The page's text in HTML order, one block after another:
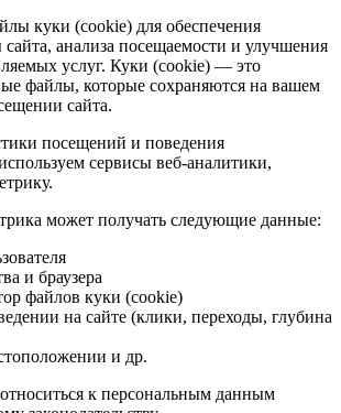
куки (cookie) для обеспечения
сайта, анализа посещаемости и улучшения
услуг. Куки (cookie) — это
файлы, которые сохраняются на вашем
сайта.
посещений и поведения
сервисы веб-аналитики,
может получать следующие данные:
и браузера
файлов куки (cookie)
на сайте (клики, переходы, глубина
и др.
к персональным данным